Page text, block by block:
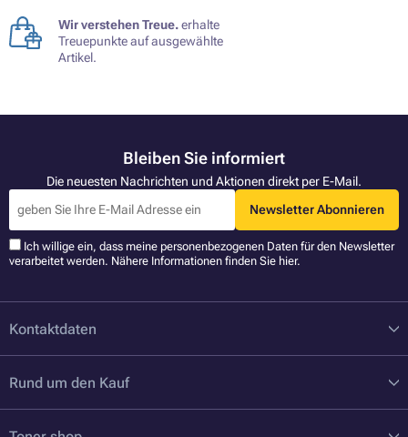
Wir verstehen Treue.erhalte
Treuepunkte auf ausgewählte
Artikel.
Bleiben Sie informiert
Die neuesten Nachrichten und Aktionen direkt per E-Mail.
Newsletter Abonnieren
Ich willige ein, dass meine personenbezogenen Daten für den Newsletter
verarbeitet werden. Nähere Informationen finden Sie hier.
Kontaktdaten
Rund um den Kauf